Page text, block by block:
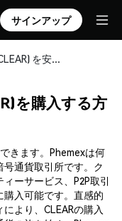
サインアップ
Everclear (CLEAR) を安全に購入・保管
を購入する方
きます。Phemexは何
通貨取引所です。ク
ーサービス、P2P取引
入可能です。直感的
より、CLEARの購入